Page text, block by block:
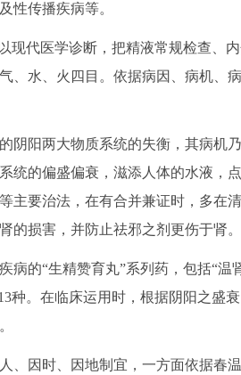
性传播疾病等。
代医学诊断，把精液常规检查、
、水、火四目。依据病因、病机、
阳两大物质系统的失衡，其病机
统的偏盛偏衰，滋添人体的水液，
主要治法，在有合并兼证时，多在
的损害，并防止祛邪之剂更伤于肾。
的“生精赞育丸”系列药，包括“温
种。在临床运用时，根据阴阳之盛
因时、因地制宜，一方面依据春